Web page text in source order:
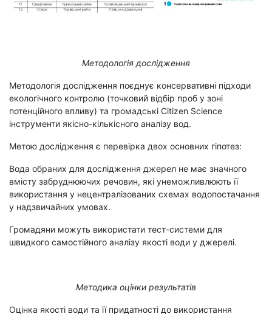
Методологія дослідження
Методологія дослідження поєднує консервативні підходи
екологічного контролю (точковий відбір проб у зоні
потенційного впливу) та громадські Citizen Science
інструменти якісно-кількісного аналізу вод.
Метою дослідження є перевірка двох основних гіпотез:
Вода обраних для дослідження джерел не має значного
вмісту забруднюючих речовин, які унеможливлюють її
використання у нецентралізованих схемах водопостачання
у надзвичайних умовах.
Громадяни можуть використати тест-системи для
швидкого самостійного аналізу якості води у джерелі.
Методика оцінки результатів
Оцінка якості води та її придатності до використання